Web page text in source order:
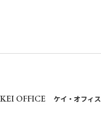
KEI OFFICE ケイ・オフィス